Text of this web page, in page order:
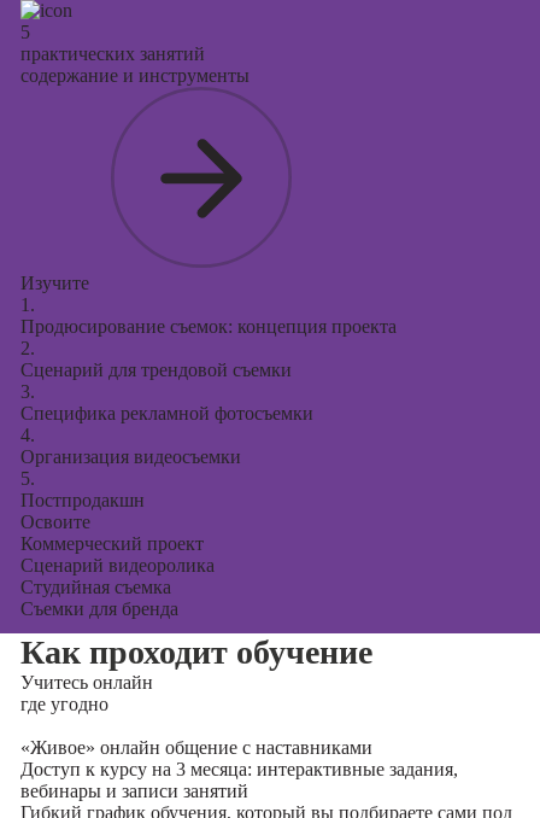
5
практических занятий
содержание и инструменты
Изучите
1.
Продюсирование съемок: концепция проекта
2.
Сценарий для трендовой съемки
3.
Специфика рекламной фотосъемки
4.
Организация видеосъемки
5.
Постпродакшн
Освоите
Коммерческий проект
Сценарий видеоролика
Студийная съемка
Съемки для бренда
Как проходит обучение
Учитесь онлайн
где угодно
«Живое» онлайн общение с наставниками
Доступ к курсу на 3 месяца: интерактивные задания,
вебинары и записи занятий
Гибкий график обучения, который вы подбираете сами под